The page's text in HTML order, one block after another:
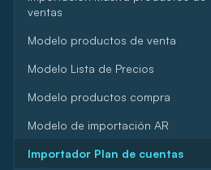
ventas
Modelo productos de venta
Modelo Lista de Precios
Modelo productos compra
Modelo de importación AR
Importador Plan de cuentas